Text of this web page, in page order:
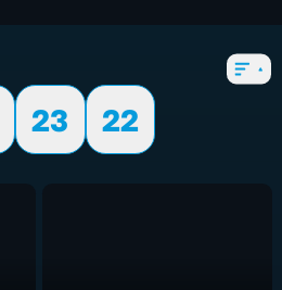
23
22